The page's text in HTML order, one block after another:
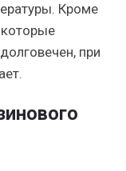
Кроме
которые
при